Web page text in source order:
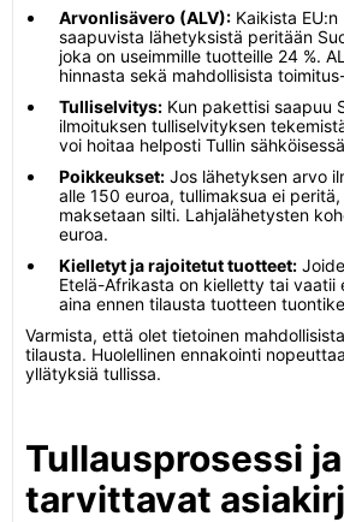
Arvonlisävero (ALV): Kaikista
saapuvista lähetyksistä peritään
joka on useimmille tuotteille 24 %.
hinnasta sekä mahdollisista
Tulliselvitys: Kun pakettisi saapuu
ilmoituksen tulliselvityksen
voi hoitaa helposti Tullin
Poikkeukset: Jos lähetyksen arvo
alle 150 euroa, tullimaksua ei
maksetaan silti. Lahjalähetysten
euroa.
Kielletyt ja rajoitetut tuotteet:
Etelä-Afrikasta on kielletty tai vaatii
aina ennen tilausta tuotteen
Varmista, että olet tietoinen
tilausta. Huolellinen ennakointi
yllätyksiä tullissa.
Tullausprosessi ja
tarvittavat